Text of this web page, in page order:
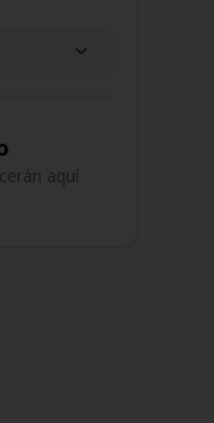
aquí